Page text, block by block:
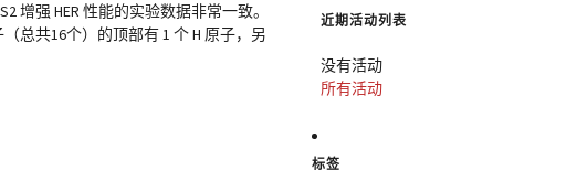
增强 HER 性能的实验数据非常一致。
总共16个）的顶部有 1 个 H 原子，另
近期活动列表
没有活动
所有活动
标签